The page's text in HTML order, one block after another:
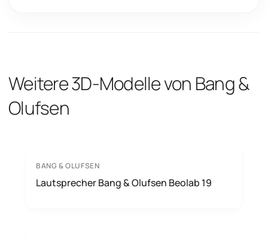
Weitere 3D-Modelle von Bang &
Olufsen
BANG & OLUFSEN
Lautsprecher Bang & Olufsen Beolab 19